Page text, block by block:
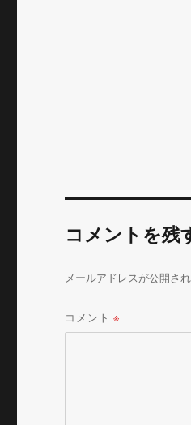
コメントを残
メールアドレスが公開さ
コメント※